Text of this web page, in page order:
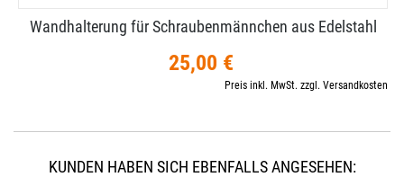
Wandhalterung für Schraubenmännchen aus Edelstahl
25,00 €
Preis inkl. MwSt. zzgl. Versandkosten
KUNDEN HABEN SICH EBENFALLS ANGESEHEN: